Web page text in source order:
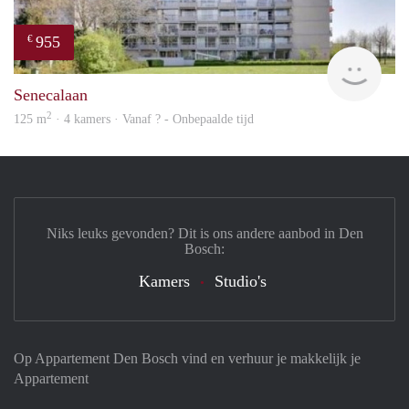
€ 955
rent
Senecalaan
125 m2 · 4 kamers · Vanaf ? - Onbepaalde tijd
Op Appartement Den Bosch vind en verhuur je makkelijk je
Appartement
Niks leuks gevonden? Dit is ons andere aanbod in Den
Bosch:
Kamers Studio's